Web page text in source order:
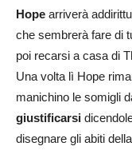
Hope arriverà
che sembrerà fare di
poi recarsi a casa di
Una volta lì Hope
manichino le somigli
giustificarsi
disegnare gli abiti